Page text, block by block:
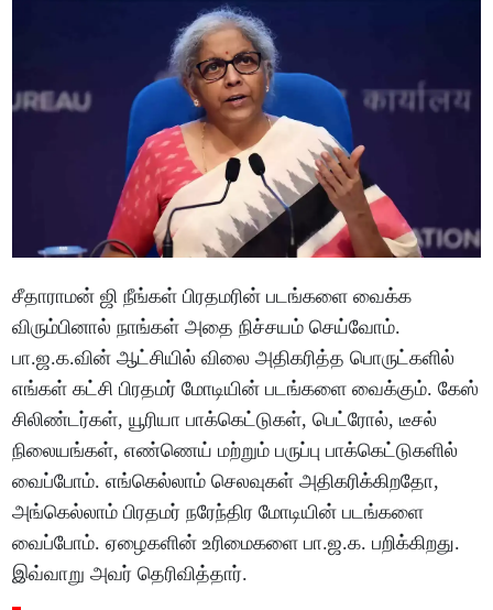
சீதாராமன் ஜி நீங்கள் பிரதமரின் படங்களை வைக்க
விரும்பினால் நாங்கள் அதை நிச்சயம் செய்வோம்.
பா.ஜ.க.வின் ஆட்சியில் விலை அதிகரித்த பொருட்களில்
எங்கள் கட்சி பிரதமர் மோடியின் படங்களை வைக்கும். கேஸ்
சிலிண்டர்கள், யூரியா பாக்கெட்டுகள், பெட்ரோல், டீசல்
நிலையங்கள், எண்ணெய் மற்றும் பருப்பு பாக்கெட்டுகளில்
வைப்போம். எங்கெல்லாம் செலவுகள் அதிகரிக்கிறதோ,
அங்கெல்லாம் பிரதமர் நரேந்திர மோடியின் படங்களை
வைப்போம். ஏழைகளின் உரிமைகளை பா.ஜ.க. பறிக்கிறது.
இவ்வாறு அவர் தெரிவித்தார்.